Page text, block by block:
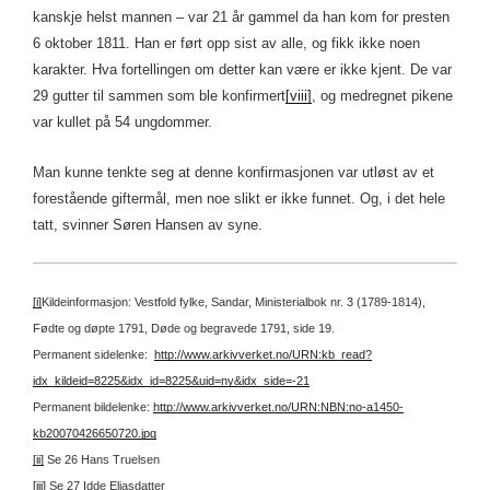
kanskje helst mannen – var 21 år gammel da han kom for presten
6 oktober 1811. Han er ført opp sist av alle, og fikk ikke noen
karakter. Hva fortellingen om detter kan være er ikke kjent. De var
29 gutter til sammen som ble konfirmert[viii] , og medregnet pikene
var kullet på 54 ungdommer.
Man kunne tenkte seg at denne konfirmasjonen var utløst av et
forestående giftermål, men noe slikt er ikke funnet. Og, i det hele
tatt, svinner Søren Hansen av syne.
[i]Kildeinformasjon: Vestfold fylke, Sandar, Ministerialbok nr. 3 (1789-1814),
Fødte og døpte 1791, Døde og begravede 1791, side 19.
Permanent sidelenke: http://www.arkivverket.no/URN:kb_read?
idx_kildeid=8225&idx_id=8225&uid=ny&idx_side=-21
Permanent bildelenke: http://www.arkivverket.no/URN:NBN:no-a1450-
kb20070426650720.jpg
[ii] Se 26 Hans Truelsen
[iii] Se 27 Idde Eliasdatter